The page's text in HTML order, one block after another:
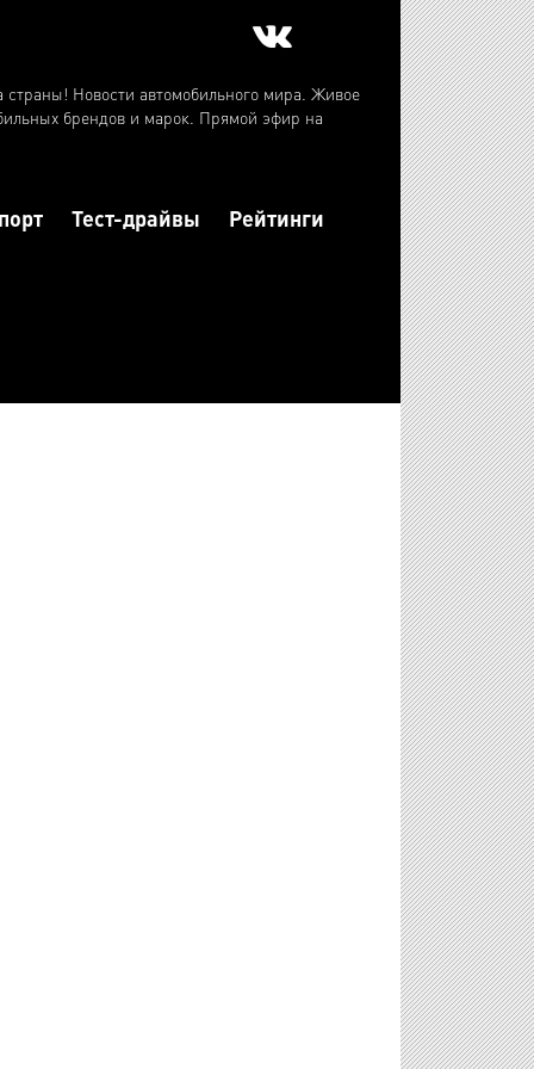
страны! Новости автомобильного мира. Живое
брендов и марок. Прямой эфир на
Тест-драйвы Рейтинги